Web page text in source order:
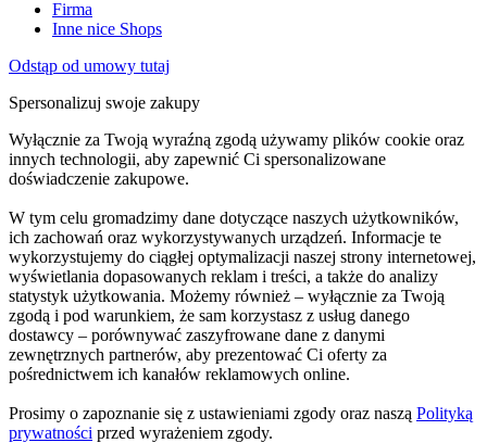
Firma
Inne nice Shops
Odstąp od umowy tutaj
Spersonalizuj swoje zakupy
Wyłącznie za Twoją wyraźną zgodą używamy plików cookie oraz
innych technologii, aby zapewnić Ci spersonalizowane
doświadczenie zakupowe.
W tym celu gromadzimy dane dotyczące naszych użytkowników,
ich zachowań oraz wykorzystywanych urządzeń. Informacje te
wykorzystujemy do ciągłej optymalizacji naszej strony internetowej,
wyświetlania dopasowanych reklam i treści, a także do analizy
statystyk użytkowania. Możemy również – wyłącznie za Twoją
zgodą i pod warunkiem, że sam korzystasz z usług danego
dostawcy – porównywać zaszyfrowane dane z danymi
zewnętrznych partnerów, aby prezentować Ci oferty za
pośrednictwem ich kanałów reklamowych online.
Prosimy o zapoznanie się z ustawieniami zgody oraz naszą Polityką
prywatności przed wyrażeniem zgody.